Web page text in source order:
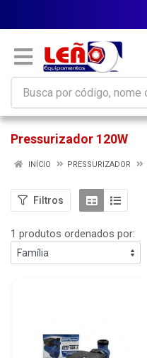
Pressurizador 120W
INÍCIO PRESSURIZADOR
Filtros
1 produtos ordenados por: